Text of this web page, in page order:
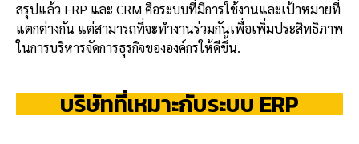
สรุปแล้ว ERP และ CRM คือระบบที่มีการใช้งานและเป้าหมายที่
แตกต่างกัน แต่สามารถที่จะทำงานร่วมกันเพื่อเพิ่มประสิทธิภาพ
ในการบริหารจัดการธุรกิจขององค์กรให้ดีขึ้น.
บริษัทที่เหมาะกับระบบ ERP